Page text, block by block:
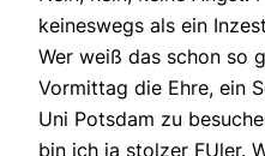
keineswegs als ein
Wer weiß das schon so
Vormittag die Ehre, ein
Uni Potsdam zu
bin ich ja stolzer FUler.